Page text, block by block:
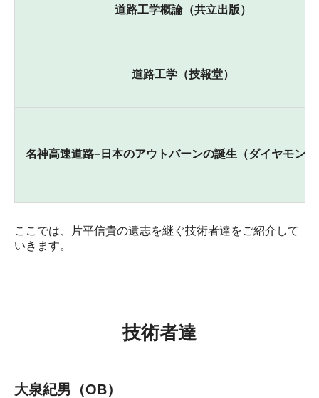
道路工学概論（共立出版）
道路工学（技報堂）
名神高速道路−日本のアウトバーンの誕生（ダイヤモン
ここでは、片平信貴の遺志を継ぐ技術者達をご紹介して
いきます。
技術者達
大泉紀男（OB）